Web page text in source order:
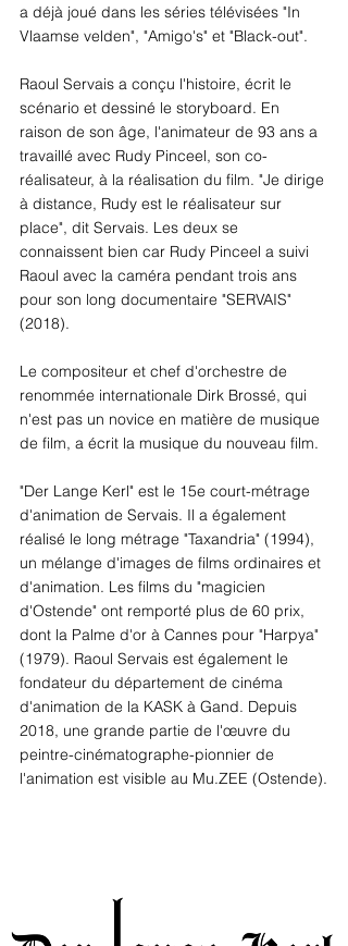
a déjà joué dans les séries télévisées "In
Vlaamse velden", "Amigo's" et "Black-out".
Raoul Servais a conçu l'histoire, écrit le
scénario et dessiné le storyboard. En
raison de son âge, l'animateur de 93 ans a
travaillé avec Rudy Pinceel, son co-
réalisateur, à la réalisation du film. "Je dirige
à distance, Rudy est le réalisateur sur
place", dit Servais. Les deux se
connaissent bien car Rudy Pinceel a suivi
Raoul avec la caméra pendant trois ans
pour son long documentaire "SERVAIS"
(2018).
Le compositeur et chef d'orchestre de
renommée internationale Dirk Brossé, qui
n'est pas un novice en matière de musique
de film, a écrit la musique du nouveau film.
"Der Lange Kerl" est le 15e court-métrage
d'animation de Servais. Il a également
réalisé le long métrage "Taxandria" (1994),
un mélange d'images de films ordinaires et
d'animation. Les films du "magicien
d'Ostende" ont remporté plus de 60 prix,
dont la Palme d'or à Cannes pour "Harpya"
(1979). Raoul Servais est également le
fondateur du département de cinéma
d'animation de la KASK à Gand. Depuis
2018, une grande partie de l'œuvre du
peintre-cinématographe-pionnier de
l'animation est visible au Mu.ZEE (Ostende).